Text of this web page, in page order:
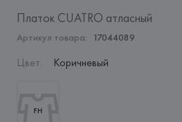
Платок CUATRO атласный
Артикул товара: 17044089
Цвет: Коричневый